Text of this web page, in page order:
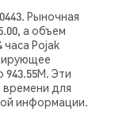
Рыночная
а объем
часа Pojak
Эти
для
информации.